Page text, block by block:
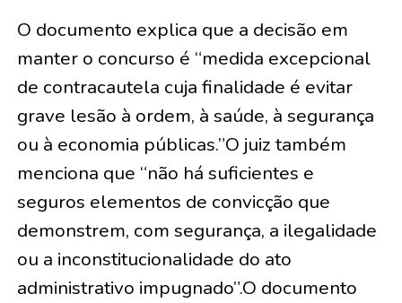
O documento explica que a decisão em
manter o concurso é “medida excepcional
de contracautela cuja finalidade é evitar
grave lesão à ordem, à saúde, à segurança
ou à economia públicas.”O juiz também
menciona que “não há suficientes e
seguros elementos de convicção que
demonstrem, com segurança, a ilegalidade
ou a inconstitucionalidade do ato
administrativo impugnado”.O documento